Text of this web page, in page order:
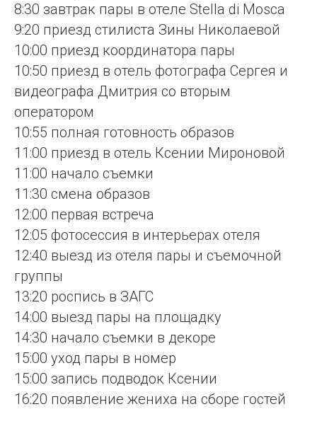
8:30 завтрак пары в отеле Stella di Mosca
9:20 приезд стилиста Зины Николаевой
10:00 приезд координатора пары
10:50 приезд в отель фотографа Сергея и
видеографа Дмитрия со вторым
оператором
10:55 полная готовность образов
11:00 приезд в отель Ксении Мироновой
11:00 начало съемки
11:30 смена образов
12:00 первая встреча
12:05 фотосессия в интерьерах отеля
12:40 выезд из отеля пары и съемочной
группы
13:20 роспись в ЗАГС
14:00 выезд пары на площадку
14:30 начало съемки в декоре
15:00 уход пары в номер
15:00 запись подводок Ксении
16:20 появление жениха на сборе гостей